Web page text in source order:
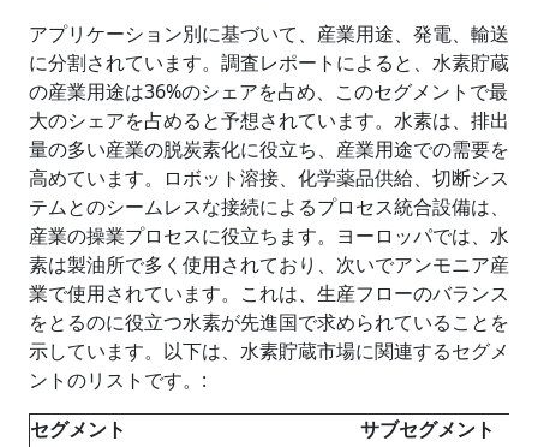
アプリケーション別に基づいて、 産業用途、発電、輸送
に分割されています。調査レポートによると、水素貯蔵
の産業用途は36%のシェアを占め、このセグメントで最
大のシェアを占めると予想されています。水素は、排出
量の多い産業の脱炭素化に役立ち、産業用途での需要を
高めています。ロボット溶接、化学薬品供給、切断シス
テムとのシームレスな接続によるプロセス統合設備は、
産業の操業プロセスに役立ちます。ヨーロッパでは、水
素は製油所で多く使用されており、次いでアンモニア産
業で使用されています。これは、生産フローのバランス
をとるのに役立つ水素が先進国で求められていることを
示しています。以下は、水素貯蔵市場に関連するセグメ
ントのリストです。:
セグメント
サブセグメント